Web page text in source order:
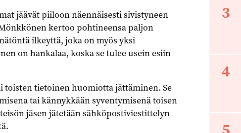
jäävät piiloon näennäisesti sivistyneen
kertoo pohtineensa paljon
ilkeyttä, joka on myös yksi
on hankalaa, koska se tulee usein esiin
tietoinen huomiotta jättäminen. Se
tai kännykkään syventymisenä toisen
jäsen jätetään sähköpostiviestittelyn
3
4